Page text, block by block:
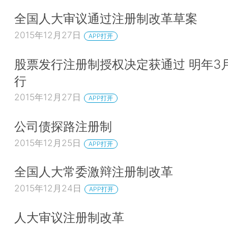
全国人大审议通过注册制改革草案
2015年12月27日 APP打开
股票发行注册制授权决定获通过 明年3
行
2015年12月27日 APP打开
公司债探路注册制
2015年12月25日 APP打开
全国人大常委激辩注册制改革
2015年12月24日 APP打开
人大审议注册制改革